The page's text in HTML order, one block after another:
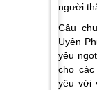
người
Câu
Uyên
yêu
cho
yêu với